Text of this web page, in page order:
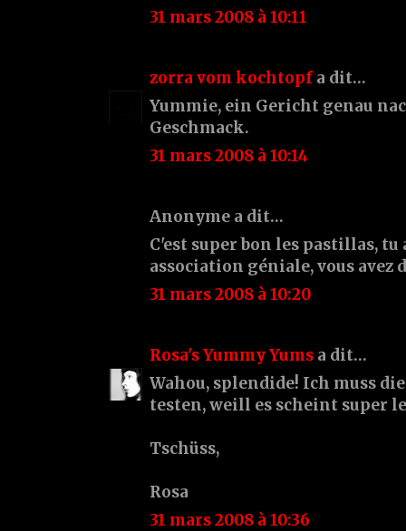
31 mars 2008 à 10:11
zorra vom kochtopf a dit…
Yummie, ein Gericht genau
Geschmack.
31 mars 2008 à 10:14
Anonyme a dit…
C'est super bon les pastillas, tu
association géniale, vous avez
31 mars 2008 à 10:20
Rosa's Yummy Yums a dit…
Wahou, splendide! Ich muss
testen, weill es scheint super
Tschüss,
Rosa
31 mars 2008 à 10:36